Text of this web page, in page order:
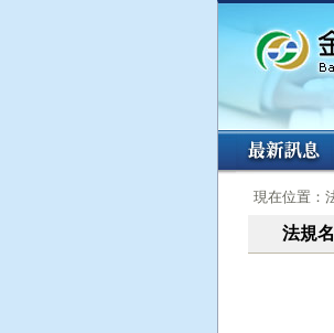
:::
現在位置：
法規